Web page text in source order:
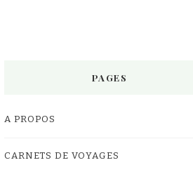
PAGES
A PROPOS
CARNETS DE VOYAGES